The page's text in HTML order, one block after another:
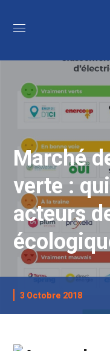
Marché
verte :
acteurs
3 Octobre 2018